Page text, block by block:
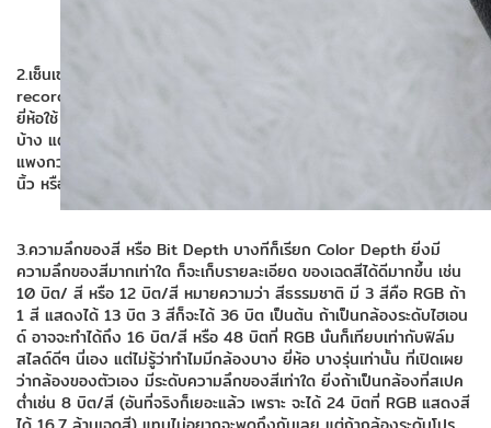
2.เซ็นเซอร์ภาพ ถ้าดูตามสเปคมักจะ เขียนว่า Image sensor หรือ Image
recording พูดง่ายๆ ก็คือ อุปกรณ์ ที่ใช้รับภาพแทนฟิล์มนั่นเอง บาง
ยี่ห้อใช้ CMOS แต่ส่วนใหญ่ หรือเกือบทั้งหมดใช้ CCD ขนาดใหญ่บ้าง เล็ก
บ้าง แต่ใหญ่กว่าย่อมได้เปรียบ เพราะเก็บรายละเอียดได้มาก แต่ราคาก็
แพงกว่า อาจจะดูจากสเปคว่าใช้ CCD ขนาดเท่าใดเช่น 1/1.8 นิ้ว, 1/2.7
นิ้ว หรือ 2/3 นิ้ว (วัดตามแนวทแยงมุม)
3.ความลึกของสี หรือ Bit Depth บางทีก็เรียก Color Depth ยิ่งมี
ความลึกของสีมากเท่าใด ก็จะเก็บรายละเอียด ของเฉดสีได้ดีมากขึ้น เช่น
10 บิต/ สี หรือ 12 บิต/สี หมายความว่า สีธรรมชาติ มี 3 สีคือ RGB ถ้า
1 สี แสดงได้ 13 บิต 3 สีก็จะได้ 36 บิต เป็นต้น ถ้าเป็นกล้องระดับไฮเอน
ด์ อาจจะทำได้ถึง 16 บิต/สี หรือ 48 บิตที่ RGB นั่นก็เทียบเท่ากับฟิล์ม
สไลด์ดีๆ นี่เอง แต่ไม่รู้ว่าทำไมมีกล้องบาง ยี่ห้อ บางรุ่นเท่านั้น ที่เปิดเผย
ว่ากล้องของตัวเอง มีระดับความลึกของสีเท่าใด ยิ่งถ้าเป็นกล้องที่สเปค
ต่ำเช่น 8 บิต/สี (อันที่จริงก็เยอะแล้ว เพราะ จะได้ 24 บิตที่ RGB แสดงสี